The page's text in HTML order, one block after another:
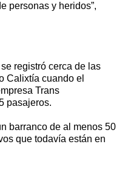
personas y heridos”,
registró cerca de las
Calixtía cuando el
Trans
pasajeros.
barranco de al menos 50
que todavía están en